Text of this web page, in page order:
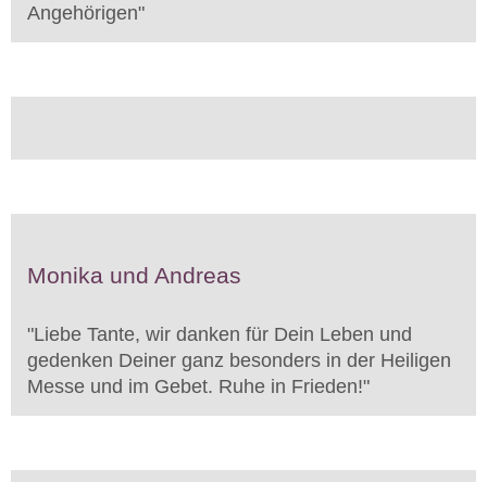
Angehörigen"
Monika und Andreas
"Liebe Tante, wir danken für Dein Leben und
gedenken Deiner ganz besonders in der Heiligen
Messe und im Gebet. Ruhe in Frieden!"